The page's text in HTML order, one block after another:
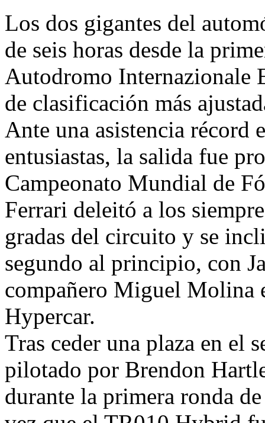
Los dos gigantes del
de seis horas desde la
Autodromo Internazionale
de clasificación más
Ante una asistencia récord
entusiastas, la salida fue
Campeonato Mundial de
Ferrari deleitó a los
gradas del circuito y se
segundo al principio, con
compañero Miguel Molina
Hypercar.
Tras ceder una plaza en el
pilotado por Brendon
durante la primera ronda